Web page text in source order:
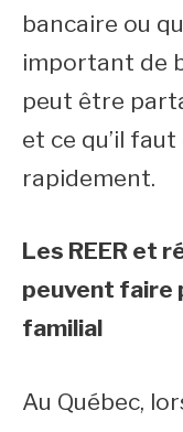
bancaire ou
important de
peut être
et ce qu’il
rapidement.
Les REER et
peuvent faire
familial
Au Québec,